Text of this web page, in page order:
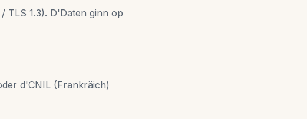
TLS 1.3). D'Daten ginn op
d'CNIL (Frankräich)